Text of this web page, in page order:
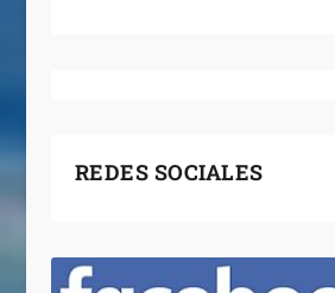
REDES SOCIALES